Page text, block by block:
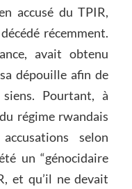
accusé du TPIR,
récemment.
avait obtenu
dépouille afin de
Pourtant, à
régime rwandais
selon
un “génocidaire
et qu’il ne devait